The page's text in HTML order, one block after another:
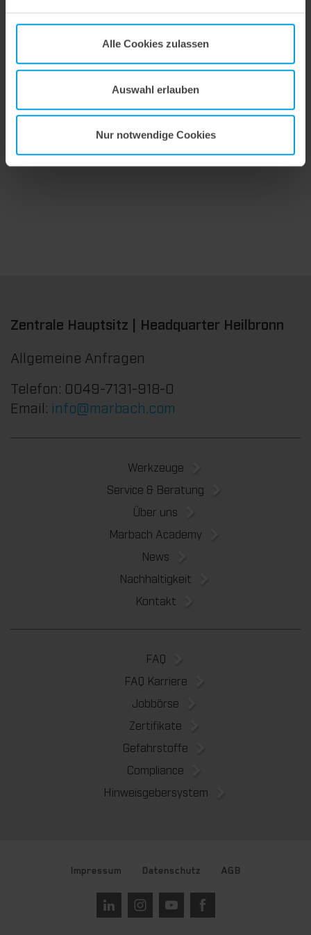
Alle Cookies zulassen
Auswahl erlauben
Nur notwendige Cookies
Wir unterstützen Sie in der Wellpappenverarbeitung mit dem digitalen Zonenausgleich DZL|foil bei der Reduzierung von Rüstzeiten und dem zuverlässigen Ausgleich von Höhentoleranzen im Stanztiegel. Die individuell angepasste Folie sorgt für gleichmäßige Stanzergebnisse und stabile Produktionsprozesse – schnell, flexibel und ohne aufwendige mechanische Eingriffe.
9. Juli 2026
Maximale Ausbrech-Performance.
Wir bieten mit der masterstrip|plate eine seit vielen Jahren bewährte Lösung für maximale Prozesssicherheit beim Ausbrechen. Das speziell entwickelte Ausbrechoberteil ermöglicht einen stabilen, sauberen und effizienten Ausbrechprozess auch bei anspruchsvollen Anwendungen.
Zentrale Hauptsitz | Headquarter Heilbronn
Allgemeine Anfragen
Telefon: 0049-7131-918-0
Email: info@marbach.com
Werkzeuge
Service & Beratung
Über uns
Marbach Academy
News
Nachhaltigkeit
Kontakt
FAQ
FAQ Karriere
Jobbörse
Zertifikate
Gefahrstoffe
Compliance
Hinweisgebersystem
Impressum Datenschutz AGB